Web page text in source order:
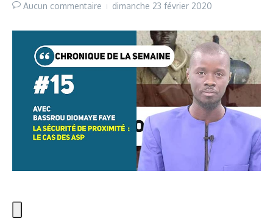
Aucun commentaire dimanche 23 février 2020